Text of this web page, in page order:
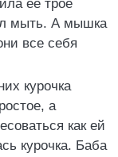
ее трое
мыть. А мышка
все себя
курочка
а
как ей
курочка. Баба